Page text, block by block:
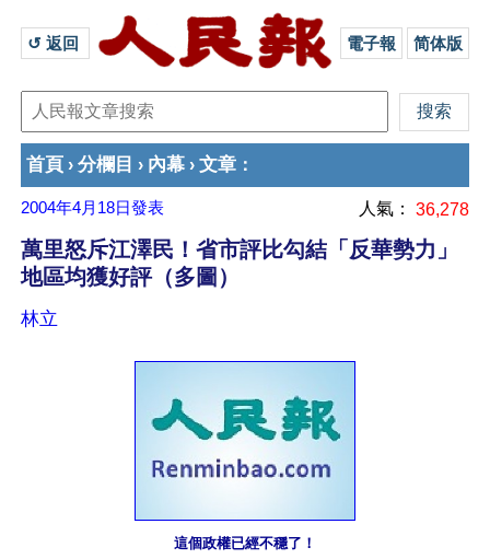
↺ 返回 電子報 简体版
首頁 › 分欄目 › 內幕 › 文章 ：
2004年4月18日發表 人氣： 36,278
萬里怒斥江澤民！省市評比勾結「反華勢力」
地區均獲好評（多圖）
林立
這個政權已經不穩了！